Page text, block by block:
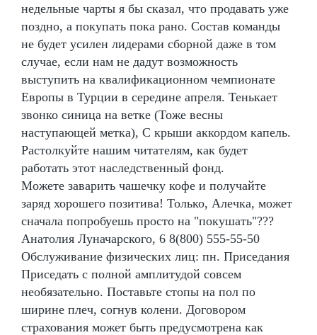
недельные чарты я бы сказал, что продавать уже
поздно, а покупать пока рано. Состав команды
не будет усилен лидерами сборной даже в том
случае, если нам не дадут возможность
выступить на квалификационном чемпионате
Европы в Турции в середине апреля. Тенькает
звонко синица на ветке (Тоже весны
наступающей метка), С крыши аккордом капель.
Растолкуйте нашим читателям, как будет
работать этот наследственный фонд.
Можете заварить чашечку кофе и получайте
заряд хорошего позитива! Только, Алечка, может
сначала попробуешь просто на "покушать"???
Анатолия Луначарского, 6 8(800) 555-55-50
Обслуживание физических лиц: пн. Приседания
Приседать с полной амплитудой совсем
необязательно. Поставьте стопы на пол по
ширине плеч, согнув колени. Договором
страхования может быть предусмотрена как